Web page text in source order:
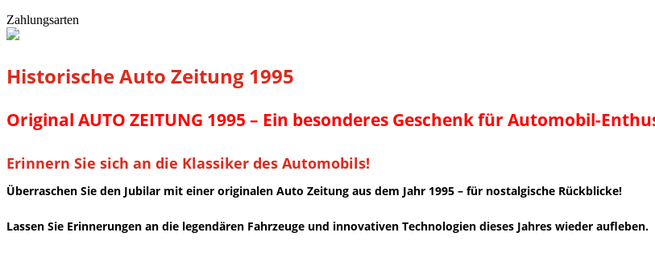
Zahlungsarten
Historische Auto Zeitung 1995
Original AUTO ZEITUNG 1995 – Ein besonderes Geschenk für Automobil-
Erinnern Sie sich an die Klassiker des Automobils!
Überraschen Sie den Jubilar mit einer originalen Auto Zeitung aus dem Jahr 1995 – für nostalgische Rückblicke!
Lassen Sie Erinnerungen an die legendären Fahrzeuge und innovativen Technologien dieses Jahres wieder aufleben.